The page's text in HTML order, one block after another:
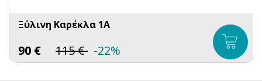
Ξύλινη Καρέκλα 1A
90 € 115€ -22%